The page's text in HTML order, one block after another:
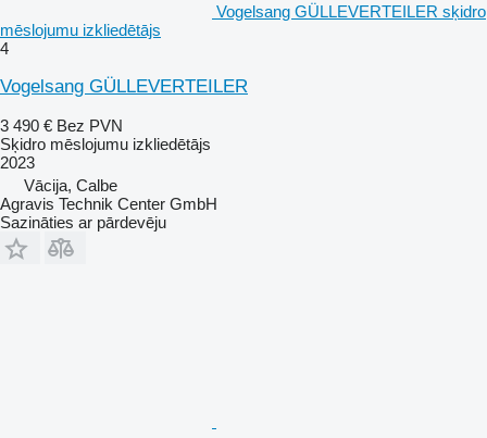
Vogelsang GÜLLEVERTEILER sķidro
mēslojumu izkliedētājs
4
Vogelsang GÜLLEVERTEILER
3 490 € Bez PVN
Sķidro mēslojumu izkliedētājs
2023
Vācija, Calbe
Agravis Technik Center GmbH
Sazināties ar pārdevēju